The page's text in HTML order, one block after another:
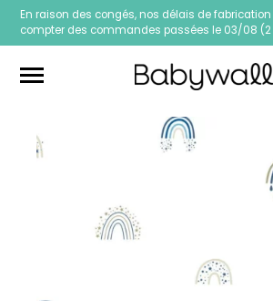
En raison des congés, nos délais de fabrication sont à
compter des commandes passées le 03/08
Ces articles peuvent aussi